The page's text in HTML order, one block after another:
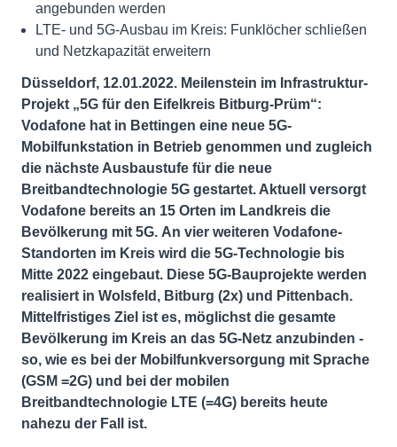
angebunden werden
LTE- und 5G-Ausbau im Kreis: Funklöcher schließen
und Netzkapazität erweitern
Düsseldorf, 12.01.2022. Meilenstein im Infrastruktur-
Projekt „5G für den Eifelkreis Bitburg-Prüm“:
Vodafone hat in Bettingen eine neue 5G-
Mobilfunkstation in Betrieb genommen und zugleich
die nächste Ausbaustufe für die neue
Breitbandtechnologie 5G gestartet. Aktuell versorgt
Vodafone bereits an 15 Orten im Landkreis die
Bevölkerung mit 5G. An vier weiteren Vodafone-
Standorten im Kreis wird die 5G-Technologie bis
Mitte 2022 eingebaut. Diese 5G-Bauprojekte werden
realisiert in Wolsfeld, Bitburg (2x) und Pittenbach.
Mittelfristiges Ziel ist es, möglichst die gesamte
Bevölkerung im Kreis an das 5G-Netz anzubinden -
so, wie es bei der Mobilfunkversorgung mit Sprache
(GSM =2G) und bei der mobilen
Breitbandtechnologie LTE (=4G) bereits heute
nahezu der Fall ist.